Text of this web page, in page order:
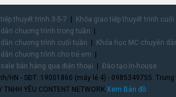
thuyết trình 3-5-7
Khóa giao tiếp thuyết trình
dẫn chương trình trong tuần
dẫn chương trình cuối tuần
Khóa học MC chuyên
dẫn chương trình cho trẻ em
bán hàng qua điện thoại
Đào tạo In-house
HN - SĐT: 19001860 (máy lẻ 4) - 0985349755.
YÊU CONTENT NETWORK.Xem Bản đồ